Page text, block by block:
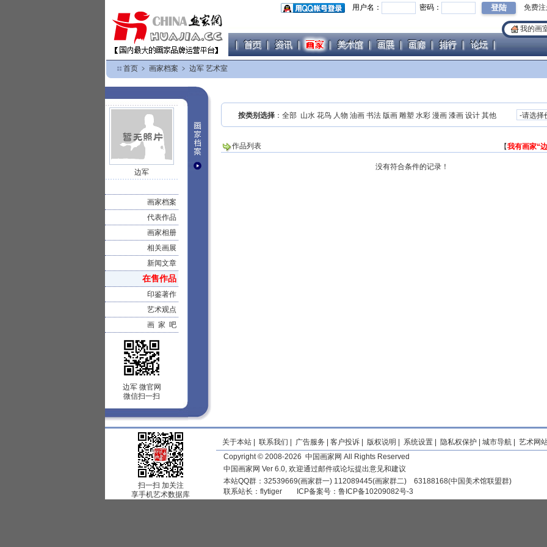
用户名： 密码： 免费
我的画
首页 ﹥ 画家档案 ﹥ 边军 艺术室
边军
画家档案
代表作品
画家相册
相关画展
新闻文章
在售作品
印鉴著作
艺术观点
画 家 吧
边军 微官网
微信扫一扫
按类别选择： 全部 山水 花鸟 人物 油画 书法 版画 雕塑 水彩 漫画 漆画 设计 其他
作品列表 【我有画家“
没有符合条件的记录！
扫一扫 加关注
享手机艺术数据库
关于本站 联系我们 广告服务 客户投诉 版权说明 系统设置 隐私权保护 城市导航
艺术网
Copyright © 2008-2026 中国画家网 All Rights Reserved
中国画家网 Ver 6.0, 欢迎通过邮件或论坛提出意见和建议
本站QQ群：32539669(画家群一) 112089445(画家群二) 63188168(中国美术馆联盟群)
联系站长： flytiger ICP备案号： 鲁ICP备10209082号-3